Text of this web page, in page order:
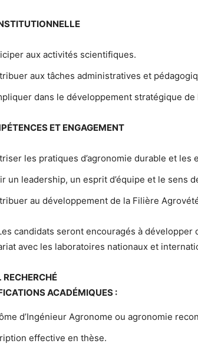
aux activités scientifiques.
aux tâches administratives et
dans le développement stratégique
ET ENGAGEMENT
les pratiques d’agronomie durable et les
un leadership, un esprit d’équipe et le sens
au développement de la Filière
candidats seront encouragés à
avec les laboratoires nationaux et
RECHERCHÉ
ACADÉMIQUES :
d’Ingénieur Agronome ou agronomie
effective en thèse.